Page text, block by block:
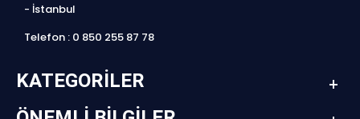
- İstanbul
Telefon : 0 850 255 87 78
KATEGORILER